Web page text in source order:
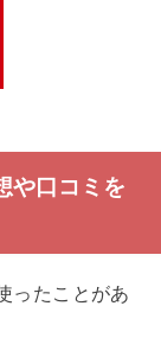
や口コミを
ったことがあ